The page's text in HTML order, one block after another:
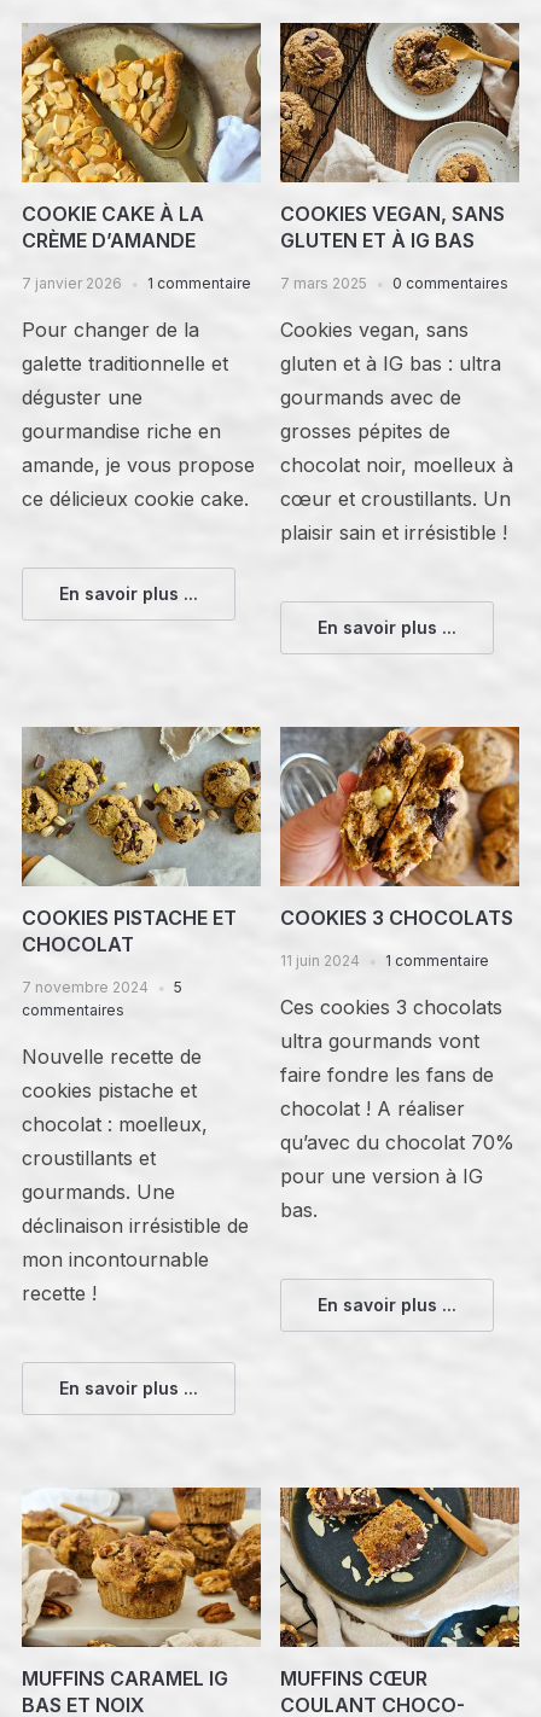
COOKIE CAKE À LA
CRÈME D’AMANDE
7 janvier 2026 1 commentaire
Pour changer de la
galette traditionnelle et
déguster une
gourmandise riche en
amande, je vous propose
ce délicieux cookie cake.
En savoir plus ...
COOKIES VEGAN, SANS
GLUTEN ET À IG BAS
7 mars 2025 0 commentaires
Cookies vegan, sans
gluten et à IG bas : ultra
gourmands avec de
grosses pépites de
chocolat noir, moelleux à
cœur et croustillants. Un
plaisir sain et irrésistible !
En savoir plus ...
COOKIES PISTACHE ET
CHOCOLAT
7 novembre 2024
5
commentaires
Nouvelle recette de
cookies pistache et
chocolat : moelleux,
croustillants et
gourmands. Une
déclinaison irrésistible de
mon incontournable
recette !
En savoir plus ...
COOKIES 3 CHOCOLATS
11 juin 2024 1 commentaire
Ces cookies 3 chocolats
ultra gourmands vont
faire fondre les fans de
chocolat ! A réaliser
qu’avec du chocolat 70%
pour une version à IG
bas.
En savoir plus ...
MUFFINS CARAMEL IG
BAS ET NOIX
MUFFINS CŒUR
COULANT CHOCO-